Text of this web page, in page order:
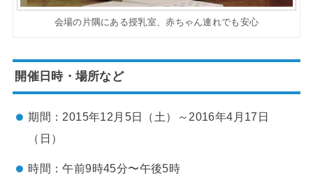
会場の片隅にある授乳室、赤ちゃん連れでも安心
開催日時・場所など
期間：2015年12月5日（土）～2016年4月17日
（日）
時間：午前9時45分〜午後5時